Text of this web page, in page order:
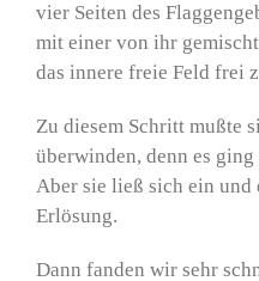
vier Seiten des
mit einer von ihr
das innere freie Feld frei
Zu diesem Schritt mußte
überwinden, denn es
Aber sie ließ sich ein und
Erlösung.
Dann fanden wir sehr